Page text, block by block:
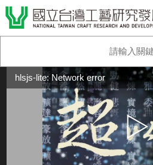
hlsjs-lite: Network error